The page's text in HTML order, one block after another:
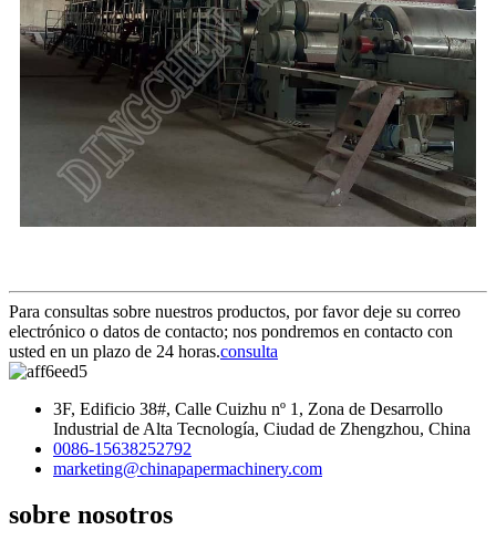
Para consultas sobre nuestros productos, por favor deje su correo
electrónico o datos de contacto; nos pondremos en contacto con
usted en un plazo de 24 horas.consulta
3F, Edificio 38#, Calle Cuizhu nº 1, Zona de Desarrollo
Industrial de Alta Tecnología, Ciudad de Zhengzhou, China
0086-15638252792
marketing@chinapapermachinery.com
sobre nosotros